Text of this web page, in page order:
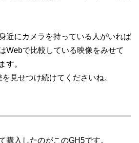
近にカメラを持っている人がいれば
Webで比較している映像をみせて
す。
見せつけ続けてくださいね。
購入したのがこのGH5です。